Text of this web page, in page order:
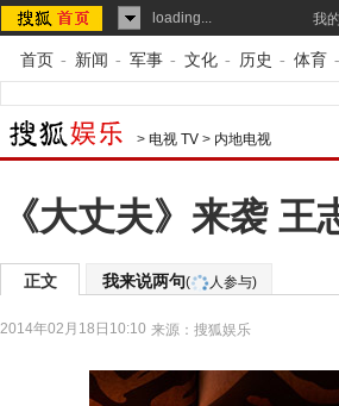
loading... 我
首页 - 新闻 - 军事 - 文化 - 历史 - 体育 -
> 电视 TV > 内地电视
《大丈夫》来袭
正文 我来说两句( 人参与)
2014年02月18日10:10 来源： 搜狐娱乐